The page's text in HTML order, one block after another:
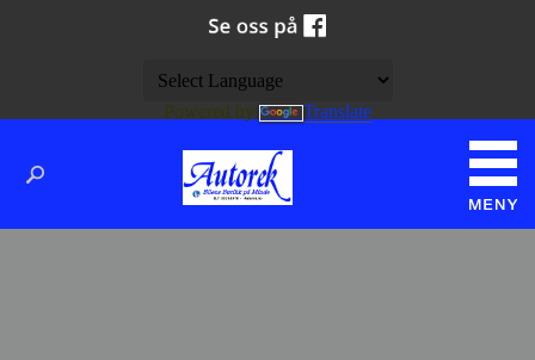
Powered by Translate